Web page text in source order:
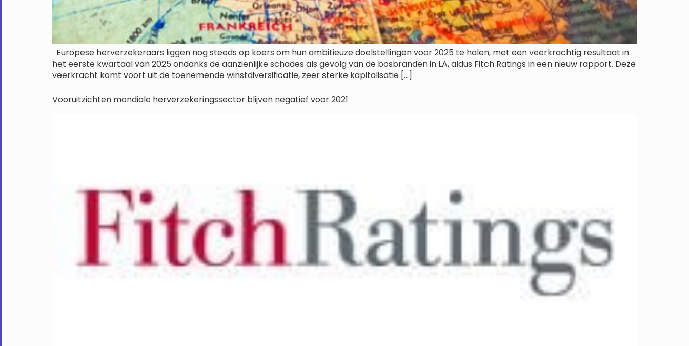
Europese herverzekeraars liggen nog steeds op koers om hun ambitieuze doelstellingen voor 2025 te halen, met een veerkrachtig resultaat in
het eerste kwartaal van 2025 ondanks de aanzienlijke schades als gevolg van de bosbranden in LA, aldus Fitch Ratings in een nieuw rapport. Deze
veerkracht komt voort uit de toenemende winstdiversificatie, zeer sterke kapitalisatie […]
Vooruitzichten mondiale herverzekeringssector blijven negatief voor 2021